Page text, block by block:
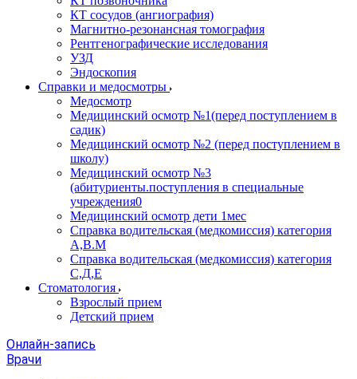
КТ сосудов (ангиография)
Магнитно-резонансная томография
Рентгенографические исследования
УЗД
Эндоскопия
Справки и медосмотры
Медосмотр
Медицинский осмотр №1(перед поступлением в
садик)
Медицинский осмотр №2 (перед поступлением в
школу)
Медицинский осмотр №3
(абитуриенты.поступления в специальные
учреждения0
Медицинский осмотр дети 1мес
Справка водительская (медкомиссия) категория
А,В.М
Справка водительская (медкомиссия) категория
С,Д,Е
Стоматология
Взрослый прием
Детский прием
Онлайн-запись
Врачи